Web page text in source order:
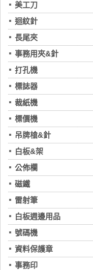
美工刀
迴紋針
長尾夾
事務用夾&針
打孔機
標誌器
裁紙機
標價機
吊牌槍&針
白板&架
公佈欄
磁鐵
雷射筆
白板週邊用品
號碼機
資料保護章
事務印